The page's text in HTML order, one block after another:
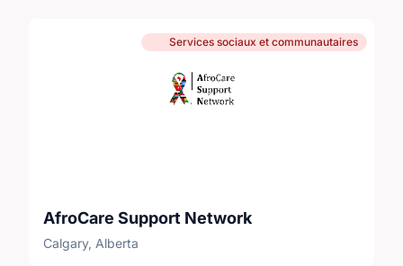
Services sociaux et communautaires
AfroCare Support Network
Calgary, Alberta